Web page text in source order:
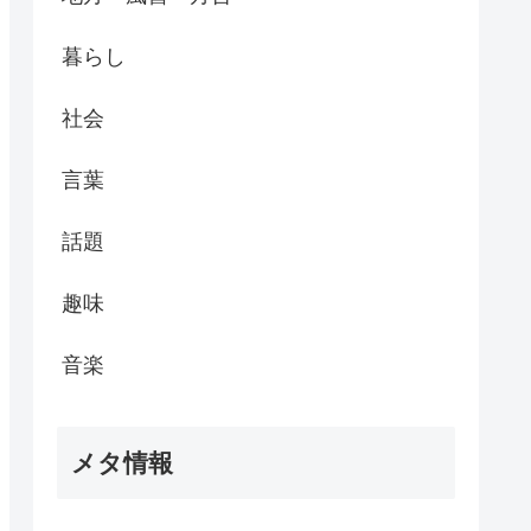
暮らし
社会
言葉
話題
趣味
音楽
メタ情報